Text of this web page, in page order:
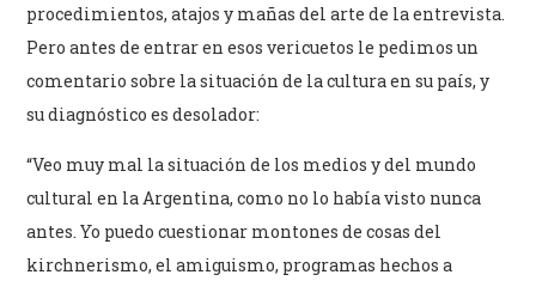
procedimientos, atajos y mañas del arte de la entrevista.
Pero antes de entrar en esos vericuetos le pedimos un
comentario sobre la situación de la cultura en su país, y
su diagnóstico es desolador:
“Veo muy mal la situación de los medios y del mundo
cultural en la Argentina, como no lo había visto nunca
antes. Yo puedo cuestionar montones de cosas del
kirchnerismo, el amiguismo, programas hechos a